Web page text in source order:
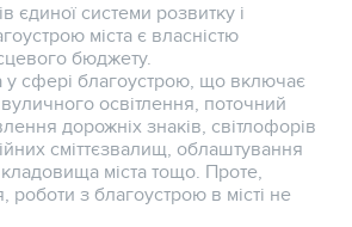
єдиної системи розвитку і
міста є власністю
бюджету.
у сфері благоустрою, що включає
освітлення, поточний
дорожніх знаків, світлофорів
сміттєзвалищ, облаштування
міста тощо. Проте,
з благоустрою в місті не